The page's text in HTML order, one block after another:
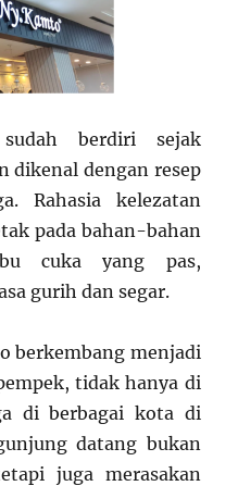
berdiri sejak
dikenal dengan resep
Rahasia kelezatan
pada bahan-bahan
cuka yang pas,
gurih dan segar.
berkembang menjadi
tidak hanya di
di berbagai kota di
datang bukan
juga merasakan